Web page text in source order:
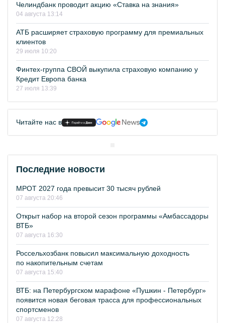
Челиндбанк проводит акцию «Ставка на знания»
04 августа 13:14
АТБ расширяет страховую программу для премиальных
клиентов
29 июля 10:20
Финтех-группа СВОЙ выкупила страховую компанию у
Кредит Европа банка
27 июля 13:39
Читайте нас в
Последние новости
МРОТ 2027 года превысит 30 тысяч рублей
07 августа 20:46
Открыт набор на второй сезон программы «Амбассадоры
ВТБ»
07 августа 16:30
Россельхозбанк повысил максимальную доходность
по накопительным счетам
07 августа 15:40
ВТБ: на Петербургском марафоне «Пушкин - Петербург»
появится новая беговая трасса для профессиональных
спортсменов
07 августа 12:28